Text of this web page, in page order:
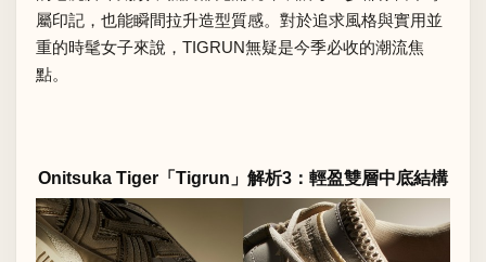
屬印記，也能瞬間拉升造型質感。對於追求風格與實用並
重的時髦女子來說，TIGRUN無疑是今季必收的潮流焦
點。
Onitsuka Tiger「Tigrun」解析3：輕盈雙層中底結構